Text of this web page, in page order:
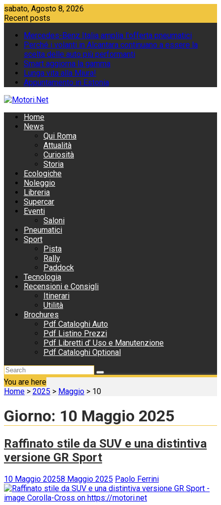
Skip
to
sabato, Agosto 8, 2026
Recent posts
Mercedes-Benz Italia amplia l'offerta pneumatici
Perché i volanti in Alcantara continuano a essere la
scelta delle auto più performanti
Smart aggiorna la gamma
Lunga vita alla Miura!
Appuntamento in Estonia
Home
News
Qui Roma
Attualità
Curiosità
Storia
Ecologiche
Noleggio
Libreria
Supercar
Eventi
Saloni
Pneumatici
Sport
Pista
Rally
Paddock
Tecnologia
Recensioni e Consigli
Itinerari
Utilità
Brochures
Pdf Cataloghi Auto
Pdf Listino Prezzi
Pdf Libretti d’ Uso e Manutenzione
Pdf Cataloghi Optional
You are here
Home > 2025 > Maggio > 10
Giorno: 10 Maggio 2025
Raffinato stile da SUV e una distintiva
versione GR Sport
10 Maggio 20258 Maggio 2025 Paolo Ferrini